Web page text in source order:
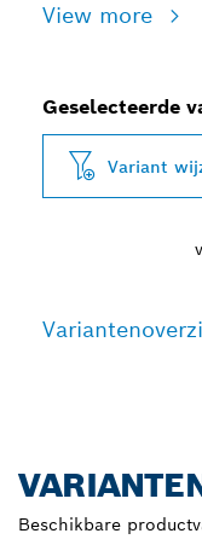
View more
Geselecteerde
Variant
Beschikbare